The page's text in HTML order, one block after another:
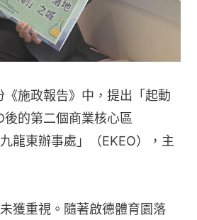
施政報告》中，提出「起動
的第二個商業核心區
龍東辦事處」（EKEO），主
獲重視。隨著啟德體育園落